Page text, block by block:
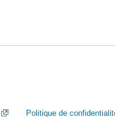
Politique de